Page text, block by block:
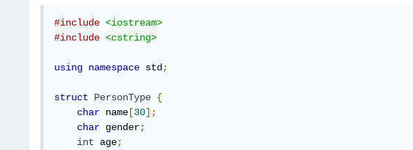
#include <iostream>
#include <cstring>
using namespace std ;
struct PersonType {
char name [30];
char gender;
int age;